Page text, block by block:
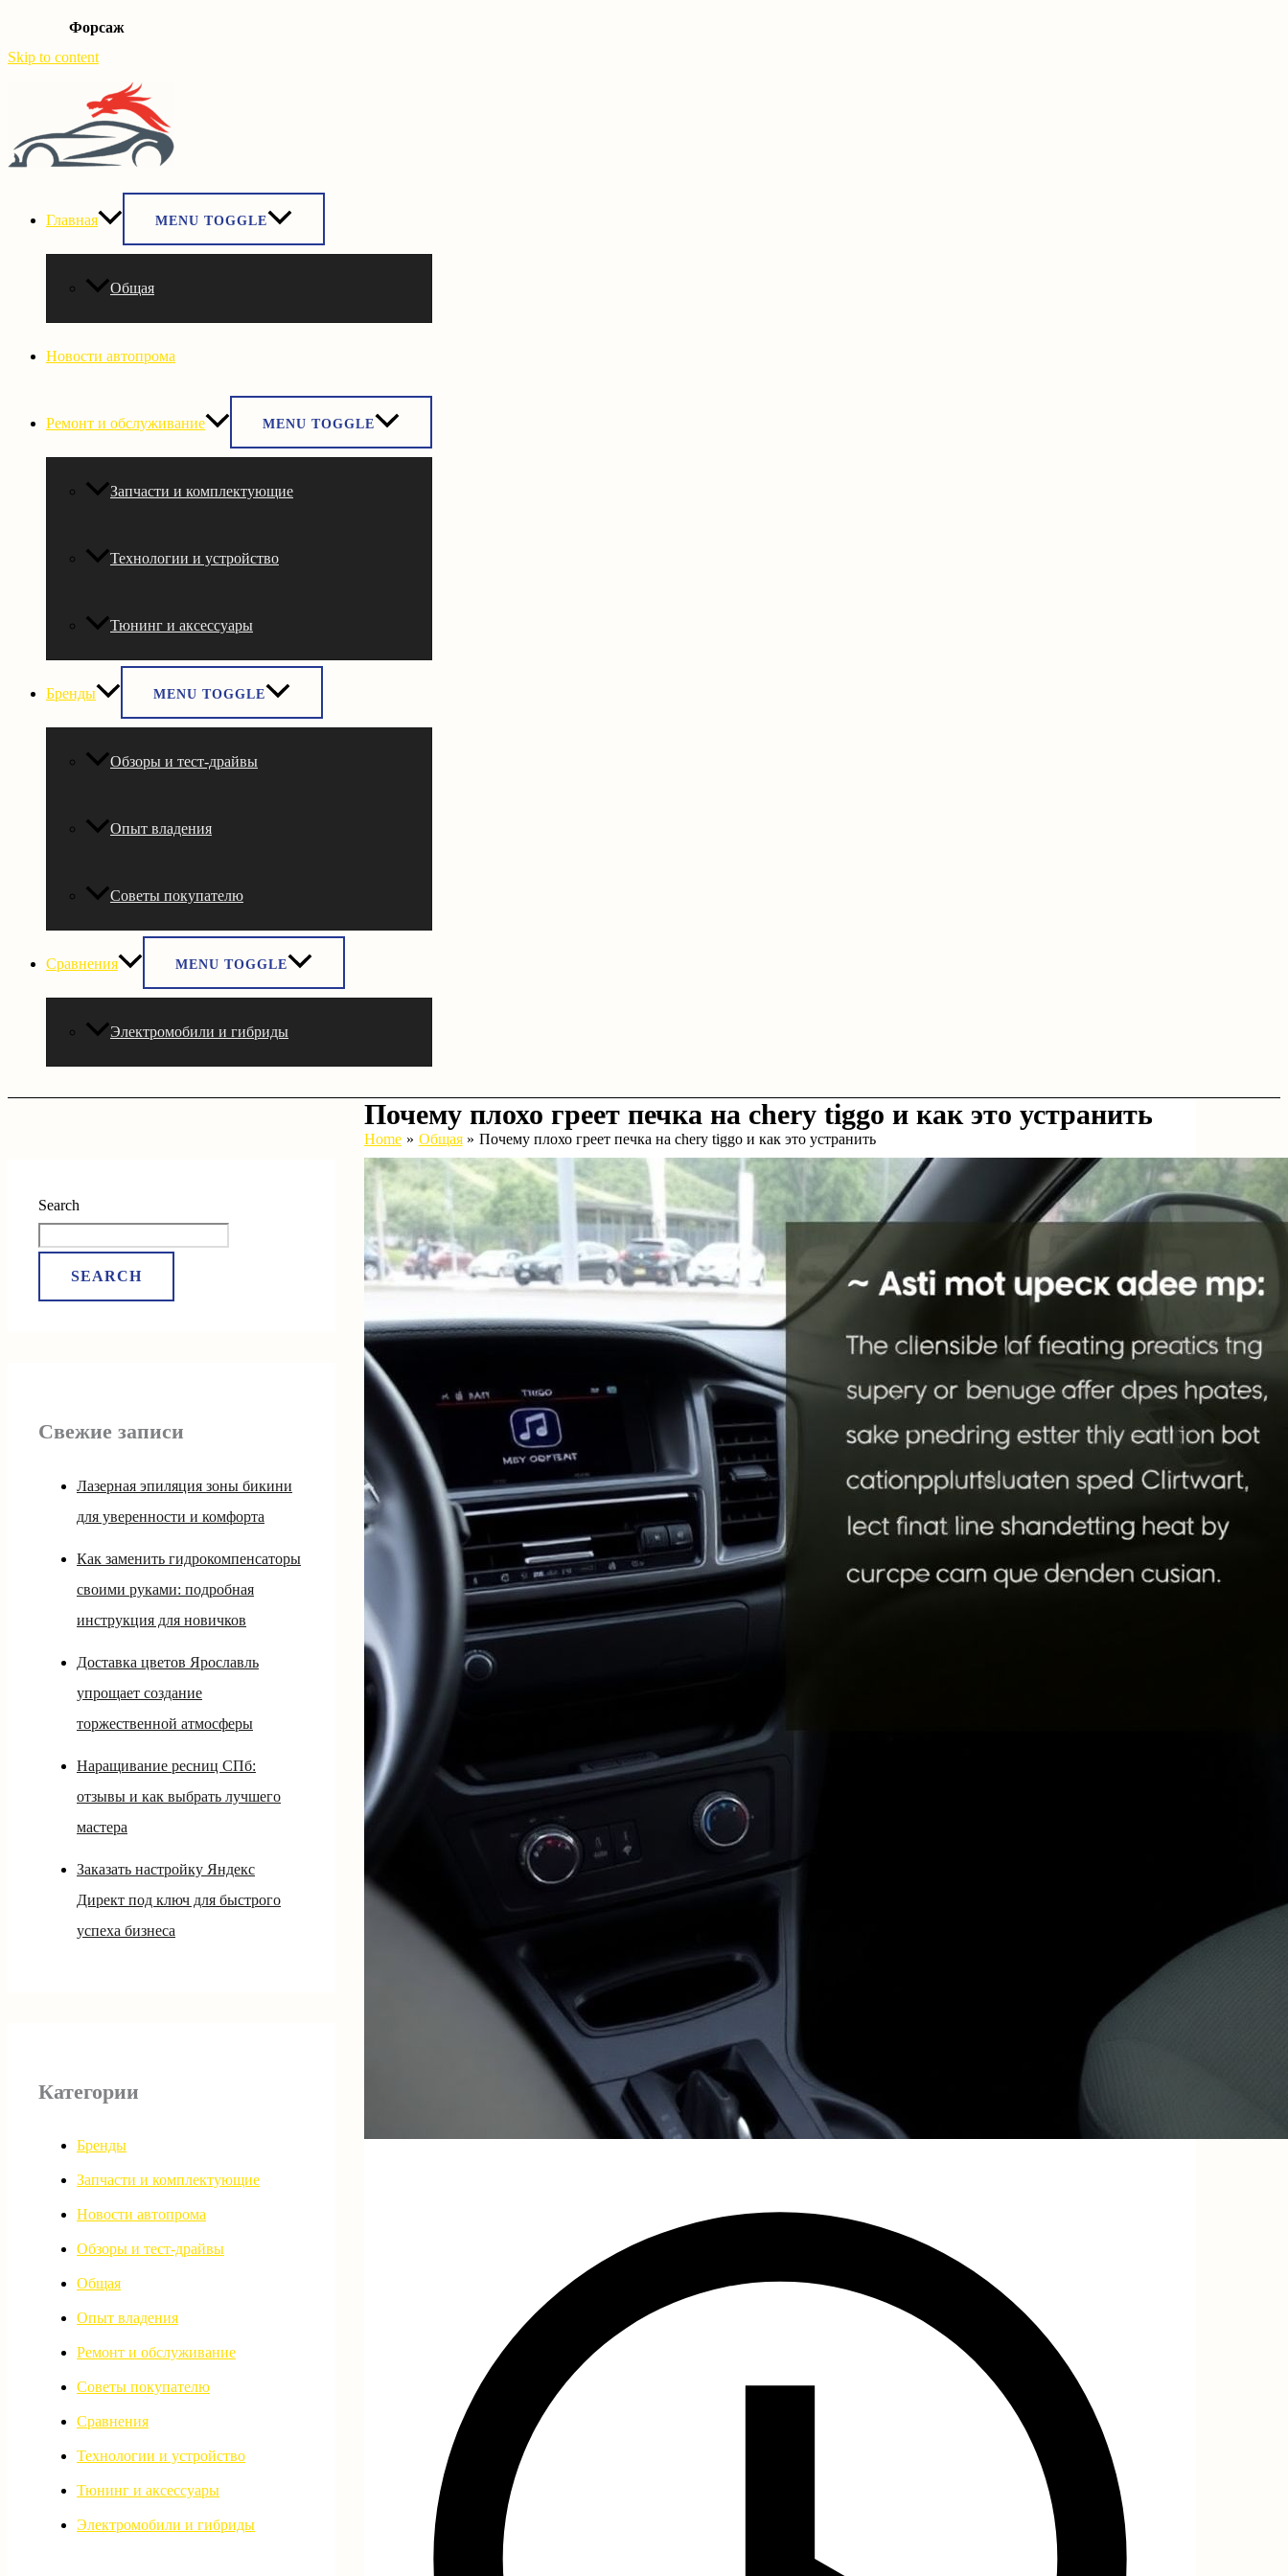
Форсаж
Skip to content
Главная MENU TOGGLE
Общая
Новости автопрома
Ремонт и обслуживание MENU TOGGLE
Запчасти и комплектующие
Технологии и устройство
Тюнинг и аксессуары
Бренды MENU TOGGLE
Обзоры и тест-драйвы
Опыт владения
Советы покупателю
Сравнения MENU TOGGLE
Электромобили и гибриды
Search
SEARCH
Свежие записи
Лазерная эпиляция зоны бикини
для уверенности и комфорта
Как заменить гидрокомпенсаторы
своими руками: подробная
инструкция для новичков
Доставка цветов Ярославль
упрощает создание
торжественной атмосферы
Наращивание ресниц СПб:
отзывы и как выбрать лучшего
мастера
Заказать настройку Яндекс
Директ под ключ для быстрого
успеха бизнеса
Категории
Бренды
Запчасти и комплектующие
Новости автопрома
Обзоры и тест-драйвы
Общая
Опыт владения
Ремонт и обслуживание
Советы покупателю
Сравнения
Технологии и устройство
Тюнинг и аксессуары
Электромобили и гибриды
Почему плохо греет печка на chery tiggo и как это устранить
Home Общая Почему плохо греет печка на chery tiggo и как это устранить